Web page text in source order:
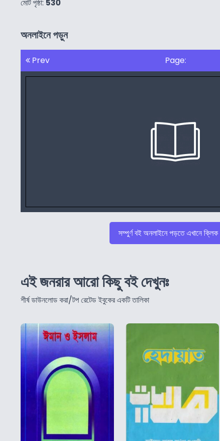
মোট পৃষ্ঠা: 530
অনলাইনে পড়ুন
Prev Page:
সম্পুর্ণ বই অনলাইনে পড়তে এখানে
এই জনরার আরো কিছু বই দেখুনঃ
শীর্ষ ডাউনলোড করা/টপ রেটেড ইবুকের একটি তালিকা